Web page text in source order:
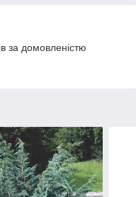
за домовленістю